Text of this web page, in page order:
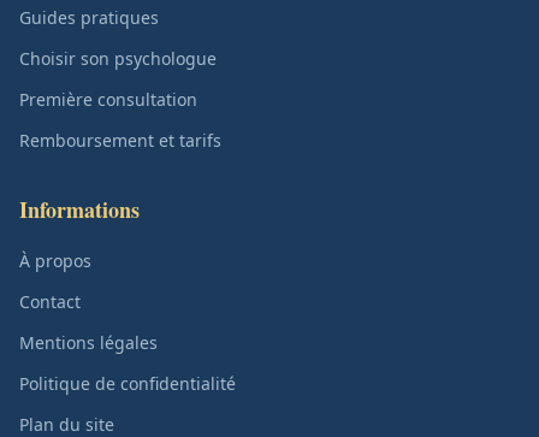
Guides pratiques
Choisir son psychologue
Première consultation
Remboursement et tarifs
Informations
À propos
Contact
Mentions légales
Politique de confidentialité
Plan du site